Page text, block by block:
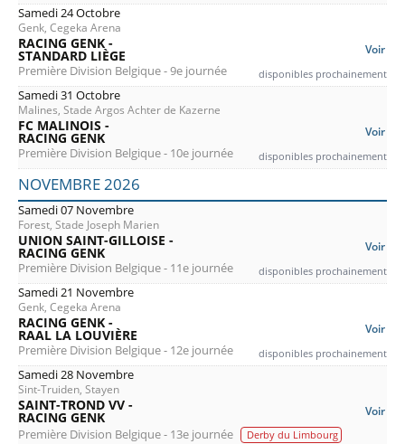
Samedi 24 Octobre
Genk, Cegeka Arena
Voir
RACING GENK -
STANDARD LIÈGE
Première Division Belgique - 9e journée disponibles prochainement
Samedi 31 Octobre
Malines, Stade Argos Achter de Kazerne
Voir
FC MALINOIS -
RACING GENK
Première Division Belgique - 10e journée disponibles prochainement
NOVEMBRE 2026
Samedi 07 Novembre
Forest, Stade Joseph Marien
Voir
UNION SAINT-GILLOISE -
RACING GENK
Première Division Belgique - 11e journée disponibles prochainement
Samedi 21 Novembre
Genk, Cegeka Arena
Voir
RACING GENK -
RAAL LA LOUVIÈRE
Première Division Belgique - 12e journée disponibles prochainement
Samedi 28 Novembre
Sint-Truiden, Stayen
Voir
SAINT-TROND VV -
RACING GENK
Première Division Belgique - 13e journée
Derby du Limbourg